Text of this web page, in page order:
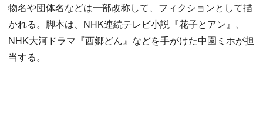
物名や団体名などは一部改称して、フィクションとして描
かれる。脚本は、NHK連続テレビ小説『花子とアン』、
NHK大河ドラマ『西郷どん』などを手がけた中園ミホが担
当する。